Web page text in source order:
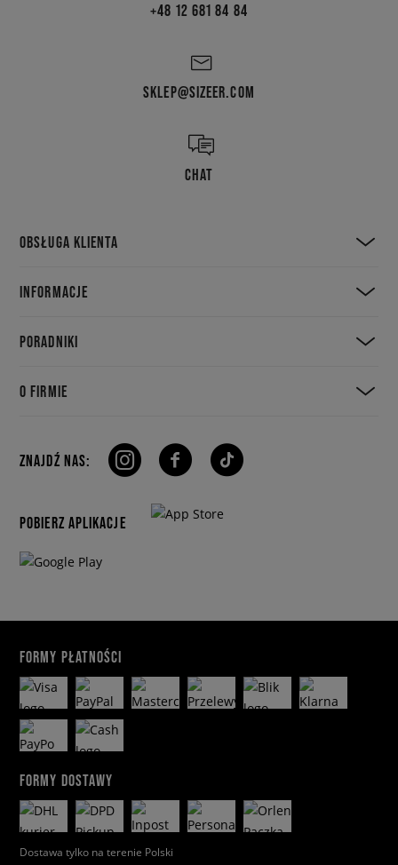
+48 12 681 84 84
SKLEP@SIZEER.COM
CHAT
OBSŁUGA KLIENTA
INFORMACJE
PORADNIKI
O FIRMIE
ZNAJDŹ NAS:
POBIERZ APLIKACJE
FORMY PŁATNOŚCI
FORMY DOSTAWY
Dostawa tylko na terenie Polski